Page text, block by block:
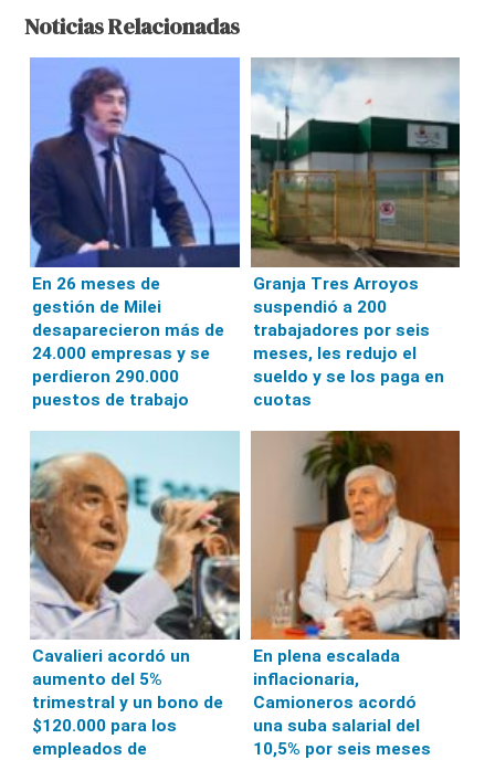
Noticias Relacionadas
En 26 meses de
gestión de Milei
desaparecieron más de
24.000 empresas y se
perdieron 290.000
puestos de trabajo
Granja Tres Arroyos
suspendió a 200
trabajadores por seis
meses, les redujo el
sueldo y se los paga en
cuotas
Cavalieri acordó un
aumento del 5%
trimestral y un bono de
$120.000 para los
empleados de
En plena escalada
inflacionaria,
Camioneros acordó
una suba salarial del
10,5% por seis meses